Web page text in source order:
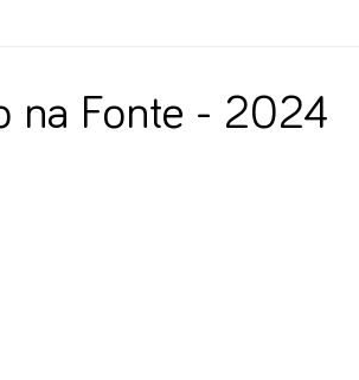
na Fonte - 2024